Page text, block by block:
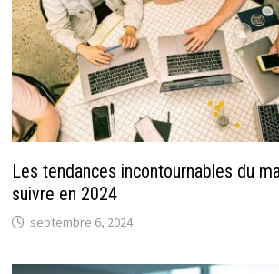
Les tendances incontournables du
suivre en 2024
septembre 6, 2024